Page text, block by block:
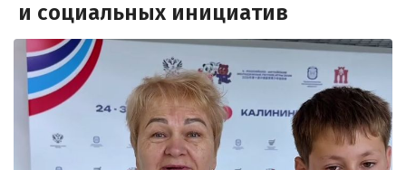
и социальных инициатив